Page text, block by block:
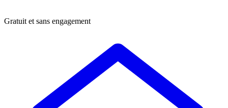
Gratuit et sans engagement